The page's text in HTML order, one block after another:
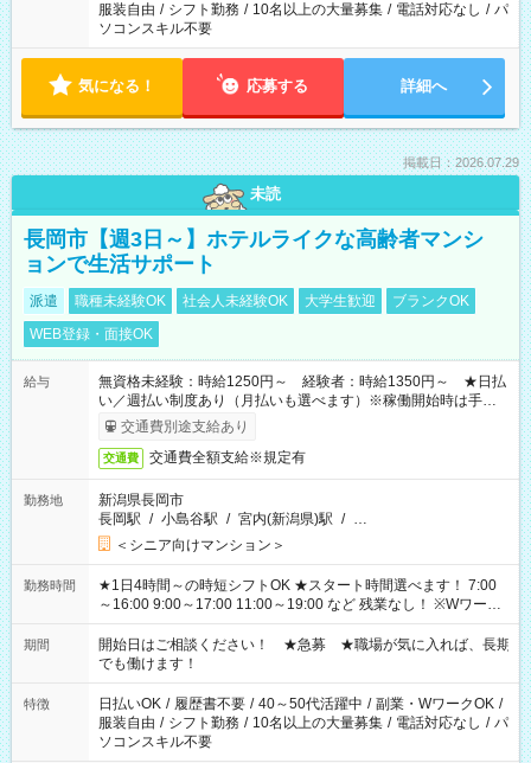
服装自由 / シフト勤務 / 10名以上の大量募集 / 電話対応なし / パ
ソコンスキル不要
気になる！ 応募する 詳細へ
掲載日：2026.07.29
未読
長岡市【週3日～】ホテルライクな高齢者マンシ
ョンで生活サポート
派遣 職種未経験OK 社会人未経験OK 大学生歓迎
ブランクOK
WEB登録・面接OK
給与
無資格未経験：時給1250円～ 経験者：時給1350円～ ★日払
い／週払い制度あり（月払いも選べます）※稼働開始時は手続き
完了次第のお支払いとなります。
交通費別途支給あり
交通費 交通費全額支給※規定有
勤務地
新潟県長岡市
長岡駅 / 小島谷駅 / 宮内(新潟県)駅 / …
＜シニア向けマンション＞
勤務時間
★1日4時間～の時短シフトOK ★スタート時間選べます！ 7:00
～16:00 9:00～17:00 11:00～19:00 など 残業なし！ ※Wワーク
の場合、他のお仕事と合わせ週40時間超の就業はご案内できま
せん ※法令に基づき、週20時間以上勤務は社会保険への加入対
象となります ※労働者派遣法（日雇い派遣の原則禁止）によ
り、短時間・短期間の就業はご案内が難しい場合があります
期間
開始日はご相談ください！ ★急募 ★職場が気に入れば、長期
でも働けます！
特徴 日払いOK / 履歴書不要 / 40～50代活躍中 / 副業・WワークOK /
服装自由 / シフト勤務 / 10名以上の大量募集 / 電話対応なし / パ
ソコンスキル不要